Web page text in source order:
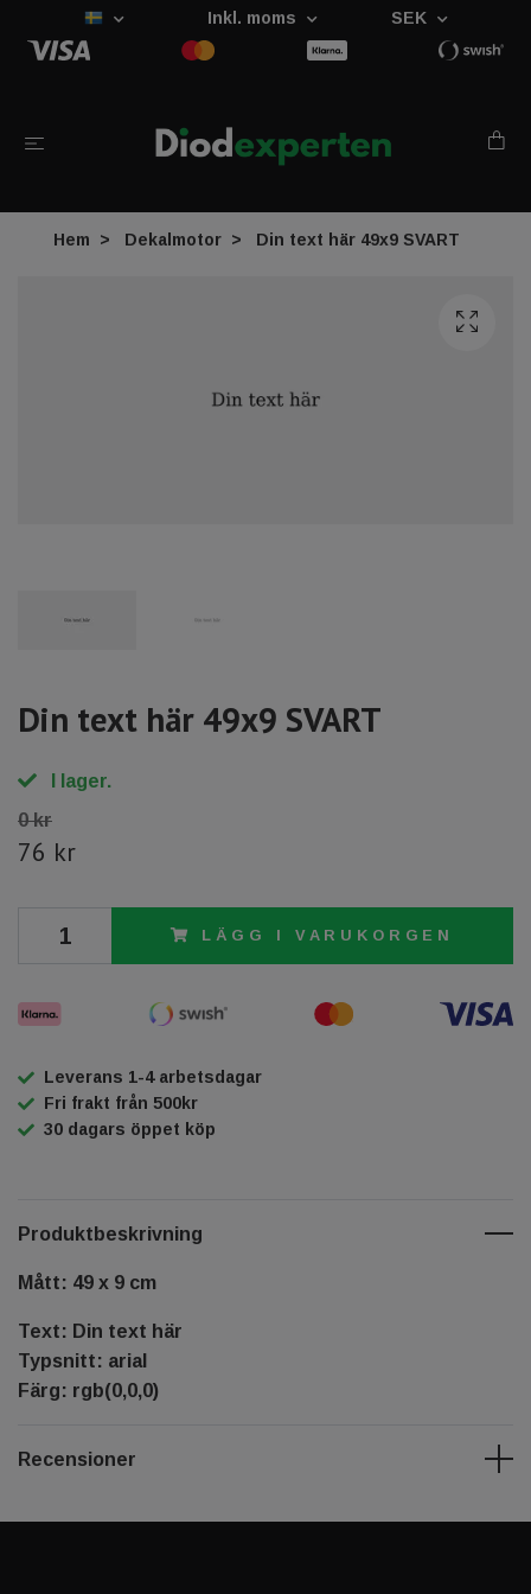
Inkl. moms SEK
Hem Dekalmotor Din text här 49x9 SVART
Din text här 49x9 SVART
I lager.
0 kr
76 kr
LÄGG I VARUKORGEN
Leverans 1-4 arbetsdagar
Fri frakt från 500kr
30 dagars öppet köp
Produktbeskrivning
Mått: 49 x 9 cm
Text: Din text här
Typsnitt: arial
Färg: rgb(0,0,0)
Recensioner